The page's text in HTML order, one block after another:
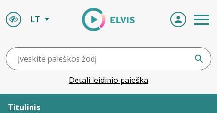
LT
Detali leidinio paieška
Titulinis